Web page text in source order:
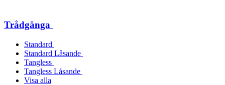
Trådgänga
Standard
Standard Låsande
Tangless
Tangless Låsande
Visa alla